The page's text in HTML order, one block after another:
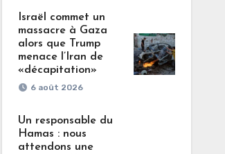
Israël commet un
massacre à Gaza
alors que Trump
menace l’Iran de
«décapitation»
6 août 2026
Un responsable du
Hamas : nous
attendons une